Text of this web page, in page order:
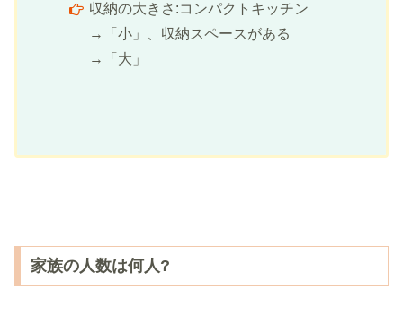
収納の大きさ:コンパクトキッチン
→「小」、収納スペースがある
→「大」
家族の人数は何人?